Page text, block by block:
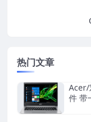
热门文章
Acer/
件 带